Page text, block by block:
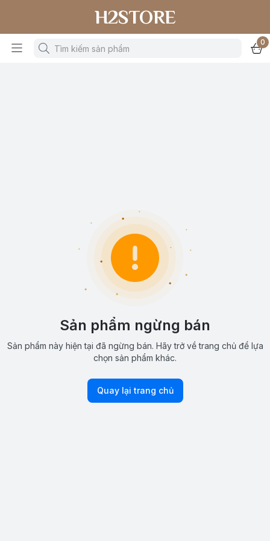
H2STORE
0
Sản phẩm ngừng bán
Sản phẩm này hiện tại đã ngừng bán. Hãy trở về trang chủ để lựa
chọn sản phẩm khác.
Quay lại trang chủ